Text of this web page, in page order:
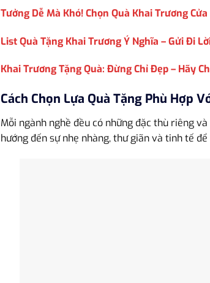
Tưởng Dễ Mà Khó! Chọn Quà Khai Trương
List Quà Tặng Khai Trương Ý Nghĩa – Gửi Đi
Khai Trương Tặng Quà: Đừng Chỉ Đẹp – Hãy
Cách Chọn Lựa Quà Tặng Phù Hợp
Mỗi ngành nghề đều có những đặc thù riêng
hướng đến sự nhẹ nhàng, thư giãn và tinh tế